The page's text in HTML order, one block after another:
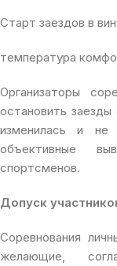
Старт заездов в
температура
Организаторы
остановить
изменилась и не
объективные
спортсменов.
Допуск
Соревнования
желающие,